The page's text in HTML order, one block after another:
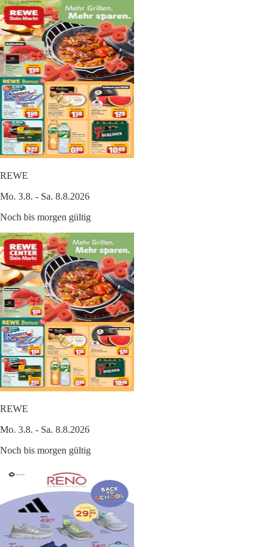
REWE
Mo. 3.8. - Sa. 8.8.2026
Noch bis morgen gültig
REWE
Mo. 3.8. - Sa. 8.8.2026
Noch bis morgen gültig